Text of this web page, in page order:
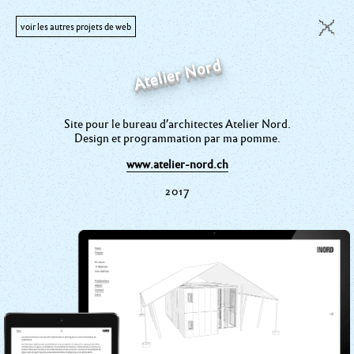
lac
Atelier Nord
Site pour le bureau d’architectes Atelier Nord.
Design et programmation par ma pomme.
www.atelier-nord.ch
2017